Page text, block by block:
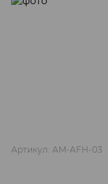
Артикул: AM-AFH-03